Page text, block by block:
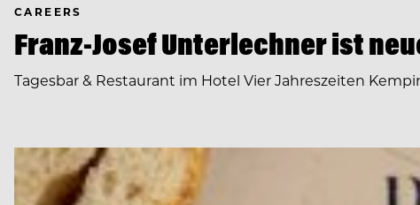
CAREERS
Franz-Josef Unterlechner ist
Tagesbar & Restaurant im Hotel Vier Jahreszeiten